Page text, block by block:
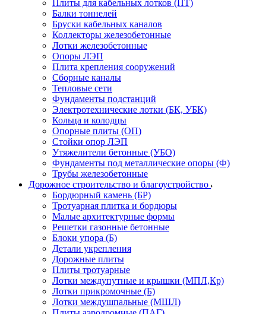
Плиты для кабельных лотков (ПТ)
Балки тоннелей
Бруски кабельных каналов
Коллекторы железобетонные
Лотки железобетонные
Опоры ЛЭП
Плита крепления сооружений
Сборные каналы
Тепловые сети
Фундаменты подстанций
Электротехнические лотки (БК, УБК)
Кольца и колодцы
Опорные плиты (ОП)
Стойки опор ЛЭП
Утяжелители бетонные (УБО)
Фундаменты под металлические опоры (Ф)
Трубы железобетонные
Дорожное строительство и благоустройство
Бордюрный камень (БР)
Тротуарная плитка и бордюры
Малые архитектурные формы
Решетки газонные бетонные
Блоки упора (Б)
Детали укрепления
Дорожные плиты
Плиты тротуарные
Лотки междупутные и крышки (МПЛ,Кр)
Лотки прикромочные (Б)
Лотки междушпальные (МШЛ)